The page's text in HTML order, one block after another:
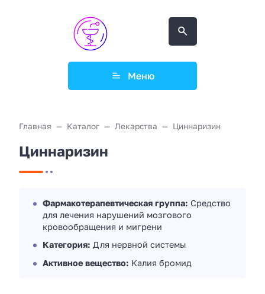
Меню
Главная Каталог Лекарства Циннаризин
Циннаризин
Фармакотерапевтическая группа: Средство
для лечения нарушений мозгового
кровообращения и мигрени
Категория: Для нервной системы
Активное вещество: Калия бромид